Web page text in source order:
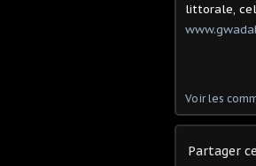
littorale,
Voir les
Partager